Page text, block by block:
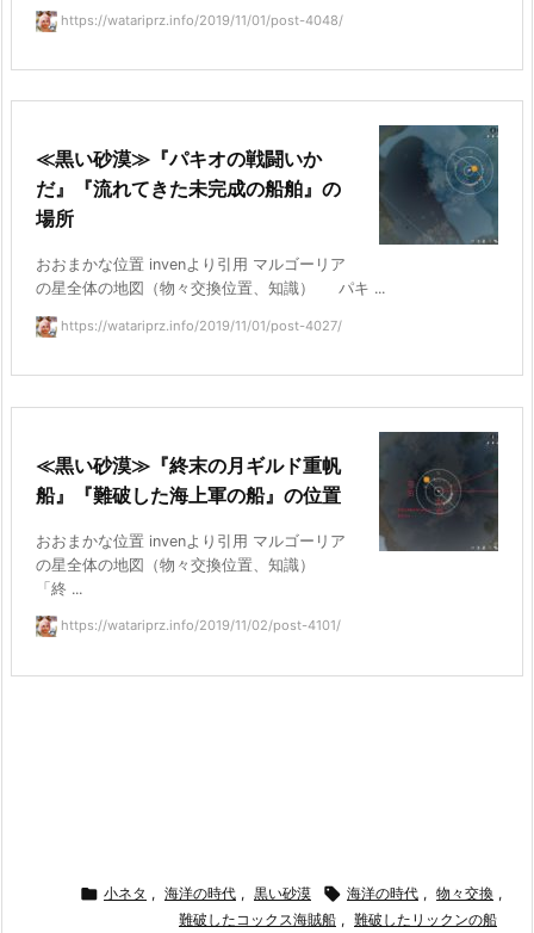
https://watariprz.info/2019/11/01/post-4048/
≪黒い砂漠≫『パキオの戦闘いか
だ』『流れてきた未完成の船舶』の
場所
おおまかな位置 invenより引用 マルゴーリア
の星全体の地図（物々交換位置、知識） パキ ...
https://watariprz.info/2019/11/01/post-4027/
≪黒い砂漠≫『終末の月ギルド重帆
船』『難破した海上軍の船』の位置
おおまかな位置 invenより引用 マルゴーリア
の星全体の地図（物々交換位置、知識）
「終 ...
https://watariprz.info/2019/11/02/post-4101/
 小ネタ , 海洋の時代 , 黒い砂漠  海洋の時代 , 物々交換 ,
難破したコックス海賊船 , 難破したリックンの船